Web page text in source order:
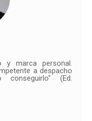
y marca personal.
a despacho
conseguirlo" (Ed.